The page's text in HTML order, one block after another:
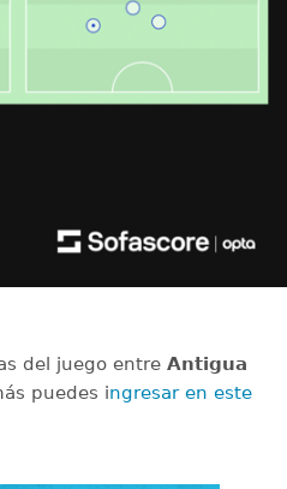
del juego entre Antigua
puedes ingresar en este